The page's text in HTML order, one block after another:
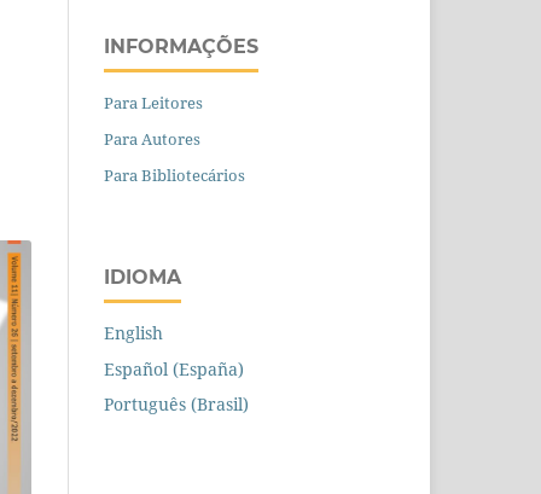
INFORMAÇÕES
Para Leitores
Para Autores
Para Bibliotecários
IDIOMA
English
Español (España)
Português (Brasil)